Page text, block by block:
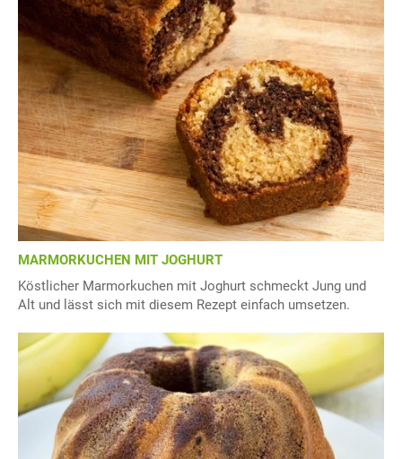
MARMORKUCHEN MIT JOGHURT
Köstlicher Marmorkuchen mit Joghurt schmeckt Jung und
Alt und lässt sich mit diesem Rezept einfach umsetzen.